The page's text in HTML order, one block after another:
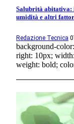
Salubrità abitativa:
umidità e altri
Redazione Tecnica
background-
right: 10px;
weight: bold;